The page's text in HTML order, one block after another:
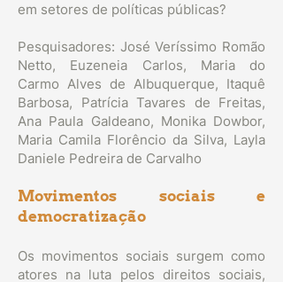
em setores de políticas públicas?
Pesquisadores: José Veríssimo Romão
Netto, Euzeneia Carlos, Maria do
Carmo Alves de Albuquerque, Itaquê
Barbosa, Patrícia Tavares de Freitas,
Ana Paula Galdeano, Monika Dowbor,
Maria Camila Florêncio da Silva, Layla
Daniele Pedreira de Carvalho
Movimentos sociais e
democratização
Os movimentos sociais surgem como
atores na luta pelos direitos sociais,